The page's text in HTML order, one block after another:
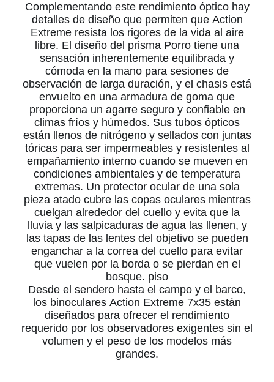
Complementando este rendimiento óptico hay
detalles de diseño que permiten que Action
Extreme resista los rigores de la vida al aire
libre. El diseño del prisma Porro tiene una
sensación inherentemente equilibrada y
cómoda en la mano para sesiones de
observación de larga duración, y el chasis está
envuelto en una armadura de goma que
proporciona un agarre seguro y confiable en
climas fríos y húmedos. Sus tubos ópticos
están llenos de nitrógeno y sellados con juntas
tóricas para ser impermeables y resistentes al
empañamiento interno cuando se mueven en
condiciones ambientales y de temperatura
extremas. Un protector ocular de una sola
pieza atado cubre las copas oculares mientras
cuelgan alrededor del cuello y evita que la
lluvia y las salpicaduras de agua las llenen, y
las tapas de las lentes del objetivo se pueden
enganchar a la correa del cuello para evitar
que vuelen por la borda o se pierdan en el
bosque. piso
Desde el sendero hasta el campo y el barco,
los binoculares Action Extreme 7x35 están
diseñados para ofrecer el rendimiento
requerido por los observadores exigentes sin el
volumen y el peso de los modelos más
grandes.